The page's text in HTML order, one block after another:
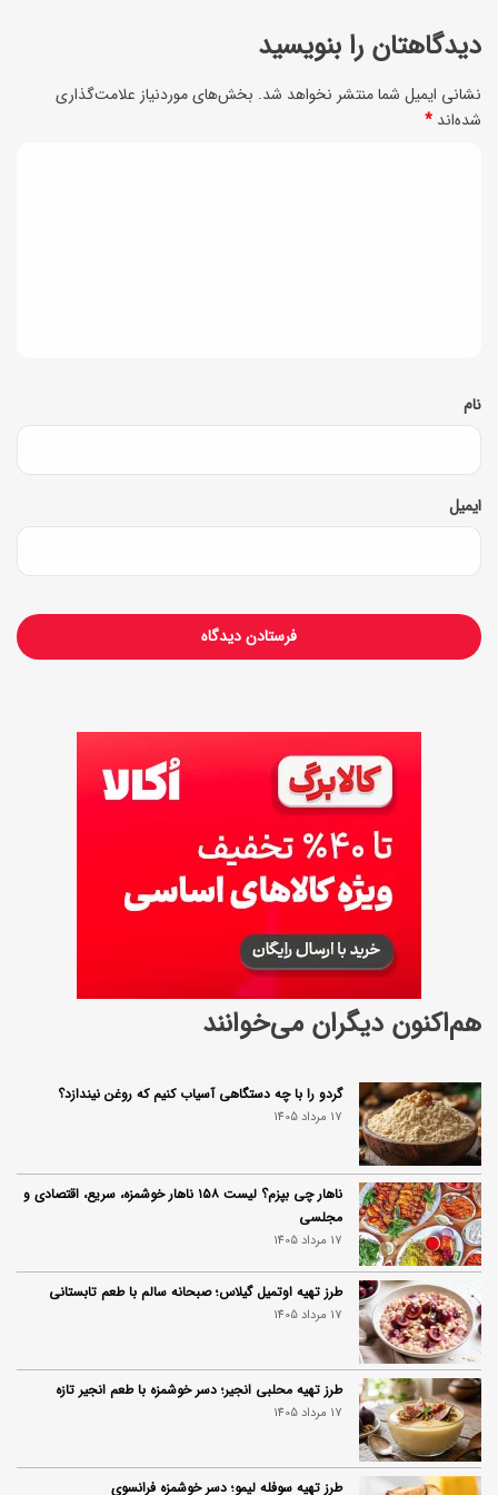
ر
ی
ف
دیدگاهتان را بنویسید
نشانی ایمیل شما منتشر نخواهد شد. بخش‌های موردنیاز علامت‌گذاری
شده‌اند *
*
نام
ایمیل
هم‌اکنون دیگران می‌خوانند
گردو را با چه دستگاهی آسیاب کنیم که روغن نیندازد؟
17 مرداد 1405
ناهار چی بپزم؟ لیست ۱۵۸ ناهار خوشمزه، سریع، اقتصادی و
مجلسی
17 مرداد 1405
طرز تهیه اوتمیل گیلاس؛ صبحانه سالم با طعم تابستانی
17 مرداد 1405
طرز تهیه محلبی انجیر؛ دسر خوشمزه با طعم انجیر تازه
17 مرداد 1405
طرز تهیه سوفله لیمو؛ دسر خوشمزه فرانسوی